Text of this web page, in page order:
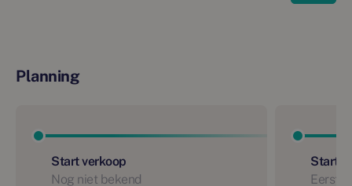
Planning
Start verkoop
Nog niet bekend
Start
Eerste